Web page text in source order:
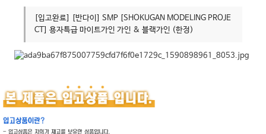
[입고완료] [반다이] SMP [SHOKUGAN MODELING PROJE
CT] 용자특급 마이트가인 가인 & 블랙가인 (한정)